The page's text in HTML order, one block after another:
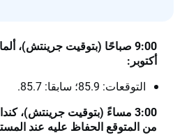
9:00 صباحًا (بتوقيت جرينتش)، ألمانيا - مؤشر
أكتوبر:
التوقعات: 85.9؛ سابقا: 85.7.
3:00 مساءً (بتوقيت جرينتش)،
من المتوقع الحفاظ عليه عند